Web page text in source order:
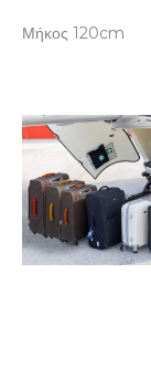
Μήκος 120cm